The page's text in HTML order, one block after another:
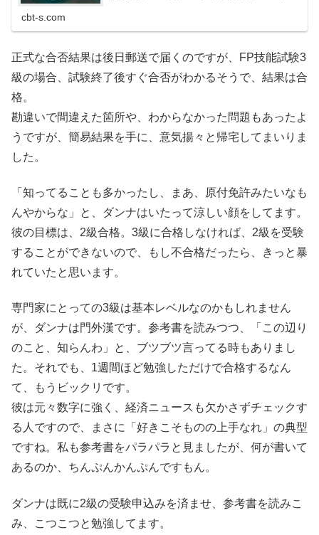
cbt-s.com
正式な合否結果は後日郵送で届くのですが、FP技能試験3
級の場合、試験終了後すぐ合否がわかるそうで、結果は合
格。
勘違いで間違えた箇所や、わからなかった問題もあったよ
うですが、簡易結果を手に、意気揚々と帰宅してまいりま
した。
「知ってることも多かったし、まあ、原付免許みたいなも
んやからな」と、ダンナはいたって涼しい顔をしてます。
彼の目標は、2級合格。3級に合格しなければ、2級を受験
することができないので、もし不合格だったら、きっと暴
れていたと思います。
専門家にとっての3級は基本レベルなのかもしれません
が、ダンナは門外漢です。参考書を読みつつ、「この辺り
のこと、知らんわ」と、ブツブツ言ってる時もありまし
た。それでも、1週間ほど勉強しただけで合格するなん
て、もうビックリです。
彼は元々数字に強く、経済ニュースも欠かさずチェックす
る人ですので、まさに「好きこそものの上手なれ」の典型
ですね。私も参考書をパラパラと見ましたが、何が書いて
あるのか、ちんぷんかんぷんですもん。
ダンナは既に2級の受験申込みを済ませ、参考書を読みこ
み、こつこつと勉強してます。